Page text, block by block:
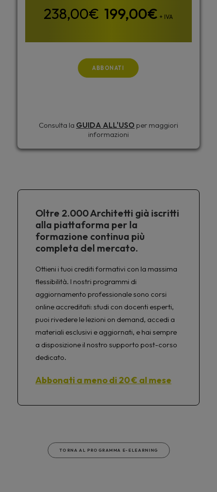
199,00€ + IVA
ABBONATI
Consulta la GUIDA ALL'USO per maggiori
informazioni
Oltre 2.000 Architetti già iscritti
alla piattaforma per la
formazione continua più
completa del mercato.
Ottieni i tuoi crediti formativi con la massima
flessibilità. I nostri programmi di
aggiornamento professionale sono corsi
online accreditati: studi con docenti esperti,
puoi rivedere le lezioni on demand, accedi a
materiali esclusivi e aggiornati, e hai sempre
a disposizione il nostro supporto post-corso
dedicato.
Abbonati a meno di 20 € al mese
TORNA AL PROGRAMMA E-ELEARNING